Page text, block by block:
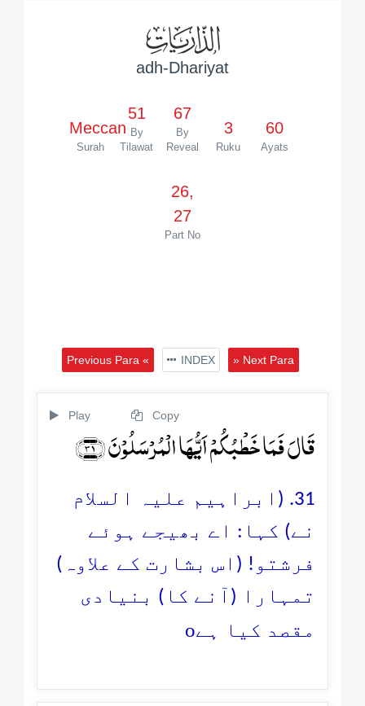
adh-Dhariyat
Meccan
Surah
51
By
Tilawat
67
By
Reveal
3
Ruku
60
Ayats
26,
27
Part No
Previous Para « INDEX » Next Para
Play Copy
قَالَ فَمَا خَطۡبُکُمۡ اَیُّہَا الۡمُرۡسَلُوۡنَ ﴿۳۱﴾
31. (ابراہیم علیہ السلام
نے) کہا: اے بھیجے ہوئے
فرشتو! (اس بشارت کے علاوہ)
تمہارا (آنے کا) بنیادی
مقصد کیا ہےo